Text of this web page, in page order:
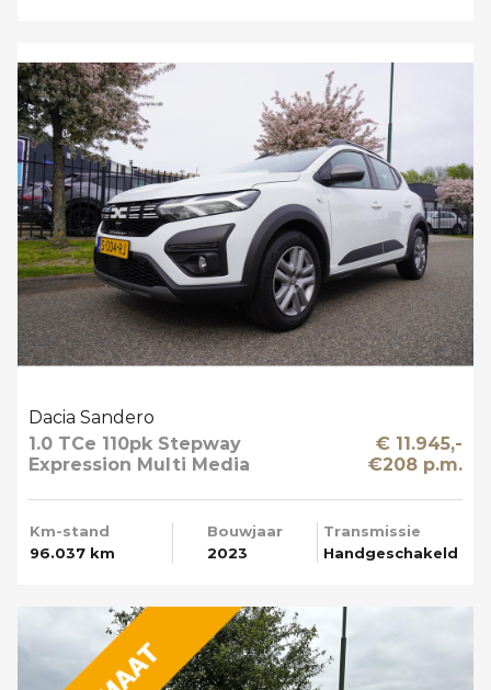
Dacia Sandero
1.0 TCe 110pk Stepway
Expression Multi Media
€ 11.945,-
€208 p.m.
Km-stand
96.037 km
Bouwjaar
2023
Transmissie
Handgeschakeld